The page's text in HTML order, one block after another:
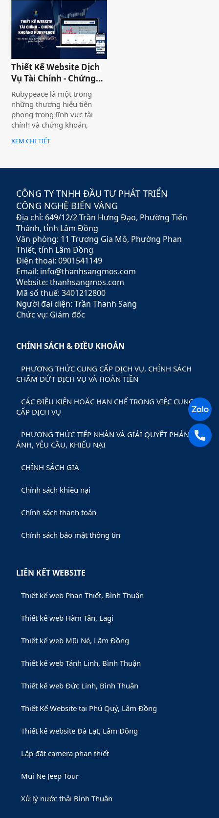
sắc. Một trang web bán
laptop trực tuyến có thể
cung cấp hình ảnh của một
thương hiệu hoặc nhiều
thương hiệu và nó giúp cho
khách hàng có cái nhìn chân
thực khách quan hơn, tiếp
cận nhiều thông tin hơn về
sản phẩm mà họ đang lựa
chọn
Thiết Kế Website Dịch
Vụ Tài Chính - Chứng
Khoán Rubypeace
Rubypeace là một trong
những thương hiệu tiên
phong trong lĩnh vực tài
chính và chứng khoán,
mang đến cho khách hàng
giải pháp đầu tư hiệu quả,
sứ mệnh hỗ trợ nhà đầu tư
chính vững chắc,
Rubypeace không chỉ cung
cấp các sản phẩm đa dạng
mà còn mang đến các dịch
vụ tư vấn chuyên nghiệp,
giúp khách hàng tối ưu hóa
lợi nhuận và giảm thiểu rủi
ro.
XEM CHI TIẾT
CÔNG TY TNHH ĐẦU TƯ PHÁT TRIỂN
CÔNG NGHỆ BIỂN VÀNG
Địa chỉ: 649/12/2 Trần Hưng Đạo, Phường Tiến
Thành, tỉnh Lâm Đồng
Văn phòng: 11 Trương Gia Mô, Phường Phan
Thiết, tỉnh Lâm Đồng
Điện thoại: 0901541149
Email: info@thanhsangmos.com
Website: thanhsangmos.com
Mã số thuế: 3401212800
Người đại diện: Trần Thanh Sang
Chức vụ: Giám đốc
CHÍNH SÁCH & ĐIỀU KHOẢN
PHƯƠNG THỨC CUNG CẤP DỊCH VỤ, CHÍNH SÁCH
CHẤM DỨT DỊCH VỤ VÀ HOÀN TIỀN
CÁC ĐIỀU KIỆN HOẶC HẠN CHẾ TRONG VIỆC CUNG
CẤP DỊCH VỤ
PHƯƠNG THỨC TIẾP NHẬN VÀ GIẢI QUYẾT PHẢN
ÁNH, YÊU CẦU, KHIẾU NẠI
CHÍNH SÁCH GIÁ
Chính sách khiếu nại
Chính sách thanh toán
Chính sách bảo mật thông tin
LIÊN KẾT WEBSITE
Thiết kế web Phan Thiết, Bình Thuận
Thiết kế web Hàm Tân, Lagi
Thiết kế web Mũi Né, Lâm Đồng
Thiết kế web Tánh Linh, Bình Thuận
Thiết kế web Đức Linh, Bình Thuận
Thiết Kế Website tại Phú Quý, Lâm Đồng
Thiết kế website Đà Lạt, Lâm Đồng
Lắp đặt camera phan thiết
Mui Ne Jeep Tour
Xử lý nước thải Bình Thuận